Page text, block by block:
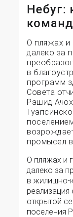
Небуг:
О пляжах и
далеко за
в
программ
Совета
Рашид
промысел
О пляжах и
далеко за
в жилищно-
открытой
поселения